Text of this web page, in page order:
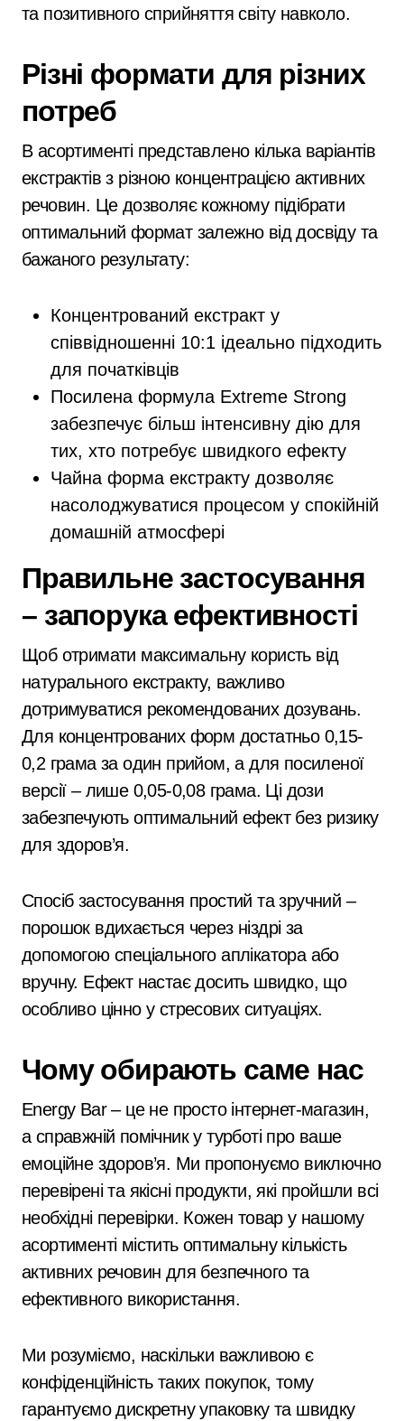
та позитивного сприйняття світу навколо.
Різні формати для різних
потреб
В асортименті представлено кілька варіантів
екстрактів з різною концентрацією активних
речовин. Це дозволяє кожному підібрати
оптимальний формат залежно від досвіду та
бажаного результату:
Концентрований екстракт у
співвідношенні 10:1 ідеально підходить
для початківців
Посилена формула Extreme Strong
забезпечує більш інтенсивну дію для
тих, хто потребує швидкого ефекту
Чайна форма екстракту дозволяє
насолоджуватися процесом у спокійній
домашній атмосфері
Правильне застосування
– запорука ефективності
Щоб отримати максимальну користь від
натурального екстракту, важливо
дотримуватися рекомендованих дозувань.
Для концентрованих форм достатньо 0,15-
0,2 грама за один прийом, а для посиленої
версії – лише 0,05-0,08 грама. Ці дози
забезпечують оптимальний ефект без ризику
для здоров’я.
Спосіб застосування простий та зручний –
порошок вдихається через ніздрі за
допомогою спеціального аплікатора або
вручну. Ефект настає досить швидко, що
особливо цінно у стресових ситуаціях.
Чому обирають саме нас
Energy Bar – це не просто інтернет-магазин,
а справжній помічник у турботі про ваше
емоційне здоров’я. Ми пропонуємо виключно
перевірені та якісні продукти, які пройшли всі
необхідні перевірки. Кожен товар у нашому
асортименті містить оптимальну кількість
активних речовин для безпечного та
ефективного використання.
Ми розуміємо, наскільки важливою є
конфіденційність таких покупок, тому
гарантуємо дискретну упаковку та швидку